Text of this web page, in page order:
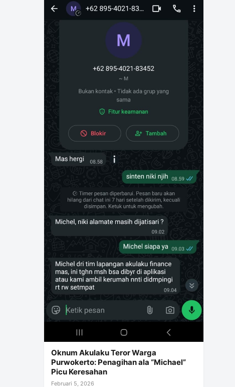
Oknum Akulaku Teror Warga
Purwokerto: Penagihan ala “Michael”
Picu Keresahan
Februari 5, 2026